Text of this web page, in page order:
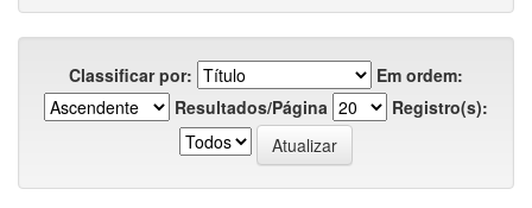
Classificar por:
Em ordem:
Resultados/Página
Registro(s):